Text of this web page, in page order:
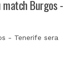
Burgos -
- Tenerife sera